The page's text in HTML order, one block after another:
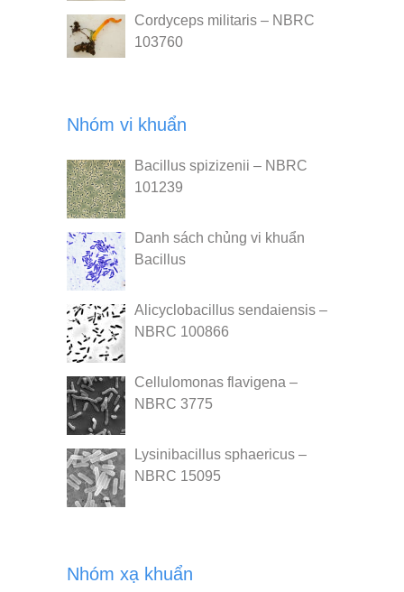
Cordyceps militaris – NBRC
103760
Nhóm vi khuẩn
Bacillus spizizenii – NBRC
101239
Danh sách chủng vi khuẩn
Bacillus
Alicyclobacillus sendaiensis –
NBRC 100866
Cellulomonas flavigena –
NBRC 3775
Lysinibacillus sphaericus –
NBRC 15095
Nhóm xạ khuẩn